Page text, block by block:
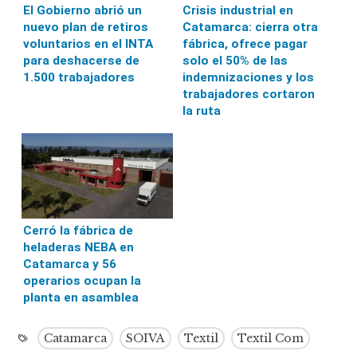
El Gobierno abrió un
nuevo plan de retiros
voluntarios en el INTA
para deshacerse de
1.500 trabajadores
Crisis industrial en
Catamarca: cierra otra
fábrica, ofrece pagar
solo el 50% de las
indemnizaciones y los
trabajadores cortaron
la ruta
Cerró la fábrica de
heladeras NEBA en
Catamarca y 56
operarios ocupan la
planta en asamblea
Catamarca SOIVA Textil Textil Com